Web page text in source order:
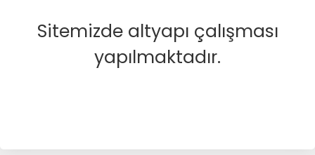
Sitemizde altyapı çalışması
yapılmaktadır.